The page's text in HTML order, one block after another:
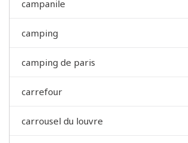
campanile
camping
camping de paris
carrefour
carrousel du louvre